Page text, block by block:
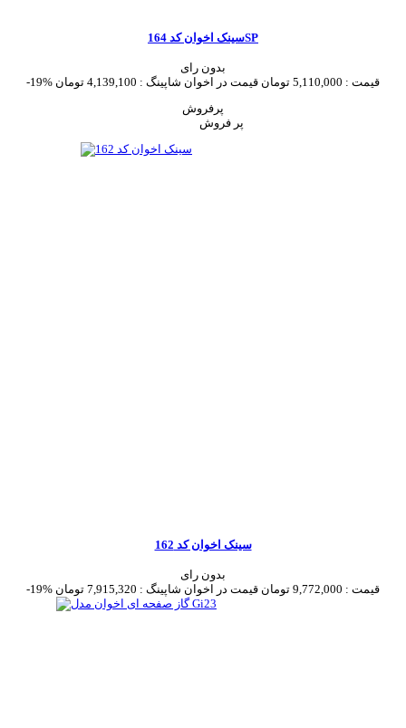
سینک اخوان کد 164SP
بدون رای
-19%
قیمت : 5,110,000 تومان قیمت در اخوان شاپینگ : 4,139,100 تومان
پرفروش
سینک اخوان کد 162
بدون رای
-19%
قیمت : 9,772,000 تومان قیمت در اخوان شاپینگ : 7,915,320 تومان